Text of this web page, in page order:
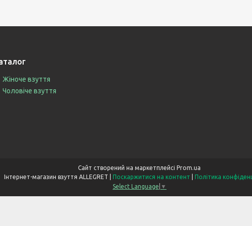
Жіноче взуття
Чоловіче взуття
Сайт створений на маркетплейсі Prom.ua
Поскаржитися на контент
Політика
Select Language ▼